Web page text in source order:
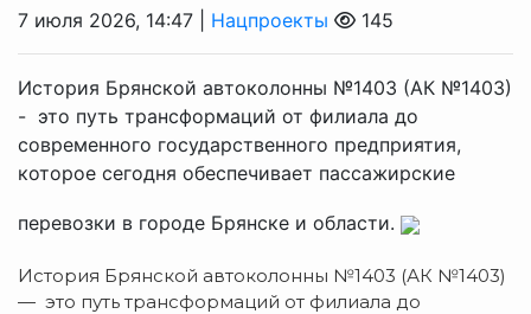
7 июля 2026, 14:47 | Нацпроекты 145
История Брянской автоколонны №1403 (АК №1403)
- это путь трансформаций от филиала до
современного государственного предприятия,
которое сегодня обеспечивает пассажирские
перевозки в городе Брянске и области.
История Брянской автоколонны №1403 (АК №1403)
— это путь трансформаций от филиала до